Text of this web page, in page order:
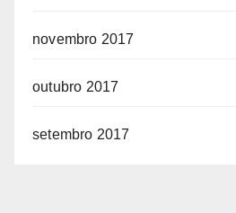
novembro 2017
outubro 2017
setembro 2017